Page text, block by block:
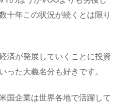
十年この状況が続くとは限り
済が発展していくことに投資
った大義名分も好きです。
国企業は世界各地で活躍して